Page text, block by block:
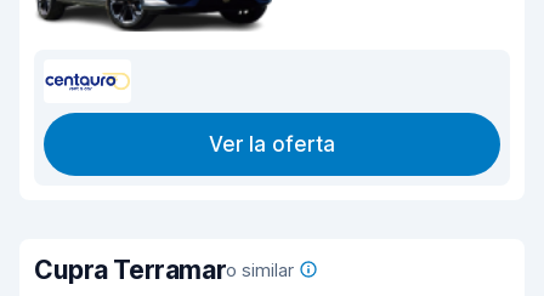
Ver la oferta
Cupra Terramaro similar